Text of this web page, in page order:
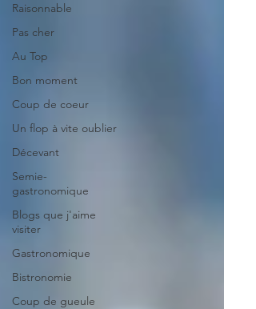
Raisonnable
Pas cher
Au Top
Bon moment
Coup de coeur
Un flop à vite oublier
Décevant
Semie-
gastronomique
Blogs que j'aime
visiter
Gastronomique
Bistronomie
Coup de gueule